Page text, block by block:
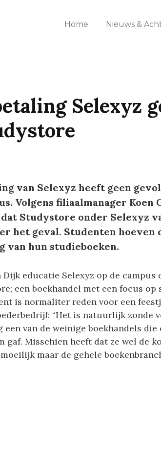
Home Nieuws &
Selexyz
van Selexyz heeft geen
Volgens filiaalmanager Koen
Studystore onder Selexyz
het geval. Studenten hoeven
van hun studieboeken.
educatie Selexyz op de campus
een boekhandel met een focus op
is normaliter reden voor een
“Het is natuurlijk zonde
een van de weinige boekhandels die
gaf. Misschien heeft dat ze wel de
maar de gehele